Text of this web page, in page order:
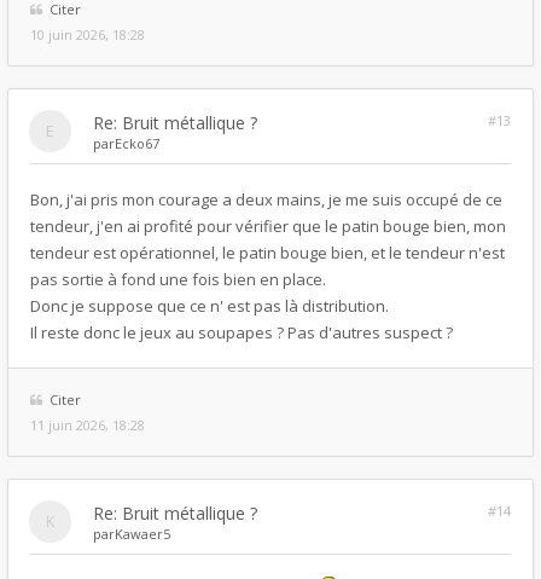
Citer
10 juin 2026, 18:28
Re: Bruit métallique ?
#13
parEcko67
Bon, j'ai pris mon courage a deux mains, je me suis occupé de ce
tendeur, j'en ai profité pour vérifier que le patin bouge bien, mon
tendeur est opérationnel, le patin bouge bien, et le tendeur n'est
pas sortie à fond une fois bien en place.
Donc je suppose que ce n' est pas là distribution.
Il reste donc le jeux au soupapes ? Pas d'autres suspect ?
Citer
11 juin 2026, 18:28
Re: Bruit métallique ?
#14
parKawaer5